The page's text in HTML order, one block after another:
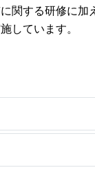
関する研修に加
しています。